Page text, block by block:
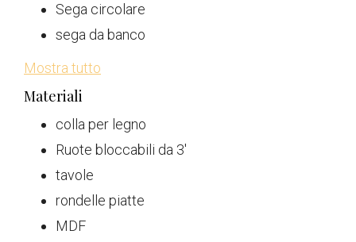
Sega circolare
sega da banco
Mostra tutto
Materiali
colla per legno
Ruote bloccabili da 3'
tavole
rondelle piatte
MDF